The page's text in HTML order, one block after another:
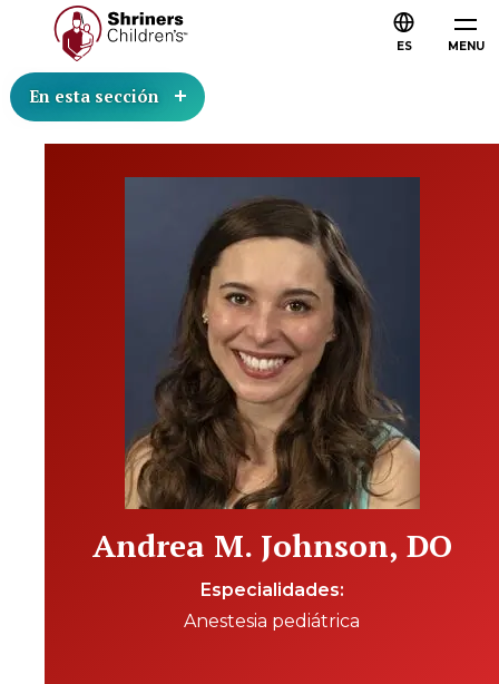
MENU
ES
En esta sección
Andrea M. Johnson, DO
Especialidades
Anestesia pediátrica